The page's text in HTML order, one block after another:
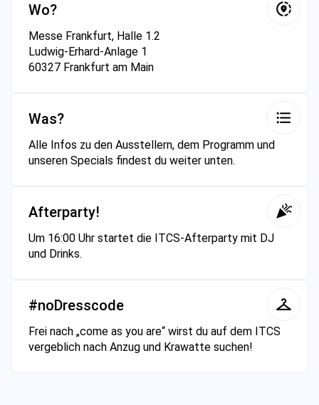
Wo?
Messe Frankfurt, Halle 1.2
Ludwig-Erhard-Anlage 1
60327 Frankfurt am Main
Was?
Alle Infos zu den Ausstellern, dem Programm und
unseren Specials findest du weiter unten.
Afterparty!
Um 16:00 Uhr startet die ITCS-Afterparty mit DJ
und Drinks.
#noDresscode
Frei nach „come as you are“ wirst du auf dem ITCS
vergeblich nach Anzug und Krawatte suchen!